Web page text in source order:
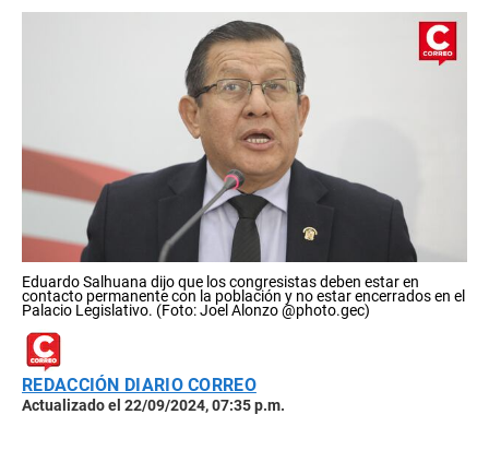
Eduardo Salhuana dijo que los congresistas deben estar en
contacto permanente con la población y no estar encerrados en el
Palacio Legislativo. (Foto: Joel Alonzo @photo.gec)
REDACCIÓN DIARIO CORREO
Actualizado el 22/09/2024, 07:35 p.m.